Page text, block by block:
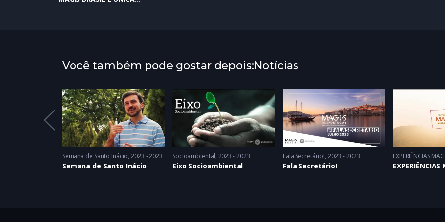
Você também pode gostar depois:Notícias
Semana de Santo Inácio 2023 - 2023
Semana de Santo Inácio
Socioambiental 2023 - 2023
Eixo Socioambiental
Fala Secretário! 2023 - 2023
Fala Secretário!
EXPERIÊNCIAS
EXPERIÊNCIAS